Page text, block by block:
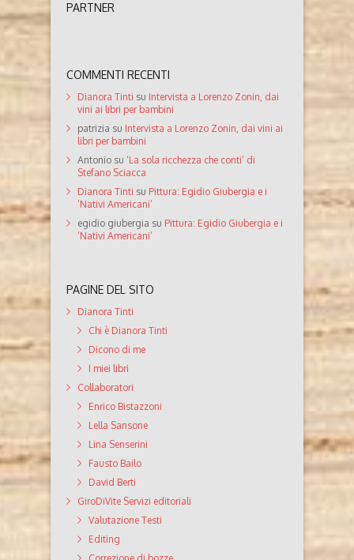
PARTNER
COMMENTI RECENTI
Dianora Tinti su Intervista a Lorenzo Zonin, dai
vini ai libri per bambini
patrizia su Intervista a Lorenzo Zonin, dai vini ai
libri per bambini
Antonio su ‘La sola ricchezza che conti’ di
Stefano Sciacca
Dianora Tinti su Pittura: Egidio Giubergia e i
‘Nativi Americani’
egidio giubergia su Pittura: Egidio Giubergia e i
‘Nativi Americani’
PAGINE DEL SITO
Dianora Tinti
Chi è Dianora Tinti
Dicono di me
I miei libri
Collaboratori
Enrico Bistazzoni
Lella Sansone
Lina Senserini
Fausto Bailo
David Berti
GiroDiVite Servizi editoriali
Valutazione Testi
Editing